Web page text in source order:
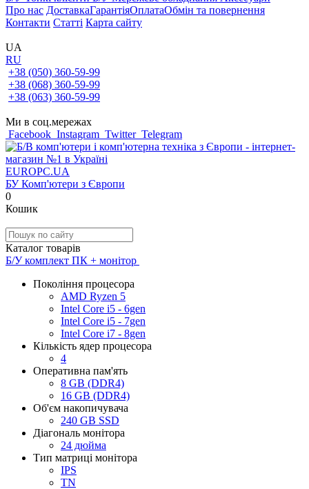
Про нас ДоставкаГарантіяОплатаОбмін та повернення
Контакти Статті Карта сайту
UA
RU
+38 (050) 360-59-99
+38 (068) 360-59-99
+38 (063) 360-59-99
Ми в соц.мережах
Facebook Instagram Twitter Telegram
EUROPC.UA
БУ Комп'ютери з Європи
0
Кошик
Каталог товарів
Б/У комплект ПК + монітор
Покоління процесора
AMD Ryzen 5
Intel Core i5 - 6gen
Intel Core i5 - 7gen
Intel Core i7 - 8gen
Кількість ядер процесора
4
Оперативна пам'ять
8 GB (DDR4)
16 GB (DDR4)
Об'єм накопичувача
240 GB SSD
Діагональ монітора
24 дюйма
Тип матриці монітора
IPS
TN